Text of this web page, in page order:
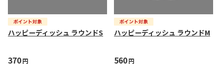
ハッピーディッシュ ラウンドS
370円
ハッピーディッシュ ラウンドM
560円